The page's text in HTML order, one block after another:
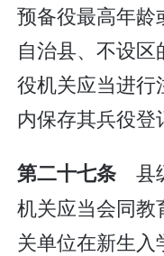
预备役最高年龄
自治县、不设
役机关应当进行
内保存其兵役登
第二十七条县
机关应当会同教
关单位在新生入